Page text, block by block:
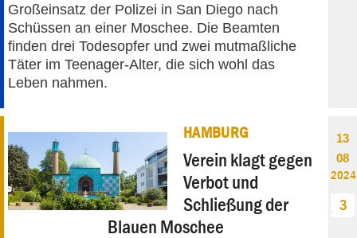
Großeinsatz der Polizei in San Diego nach
Schüssen an einer Moschee. Die Beamten
finden drei Todesopfer und zwei mutmaßliche
Täter im Teenager-Alter, die sich wohl das
Leben nahmen.
HAMBURG
Verein klagt gegen
Verbot und
Schließung der
Blauen Moschee
13
08
2024
3